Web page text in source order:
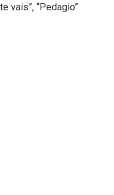
vais”, “Pedagio”